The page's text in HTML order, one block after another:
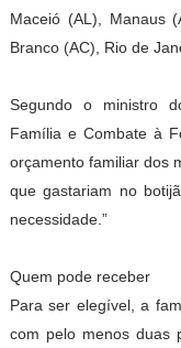
Maceió (AL), Manaus
Branco (AC), Rio de
Segundo o ministro
Família e Combate à
orçamento familiar dos
que gastariam no
necessidade.”
Quem pode receber
Para ser elegível, a
com pelo menos duas